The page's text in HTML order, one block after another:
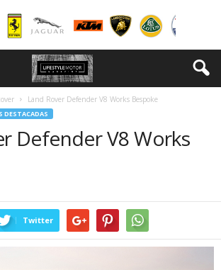
Land Rover Defender V8 Works Bespoke
DESTACADAS
Defender V8 Works
Twitter